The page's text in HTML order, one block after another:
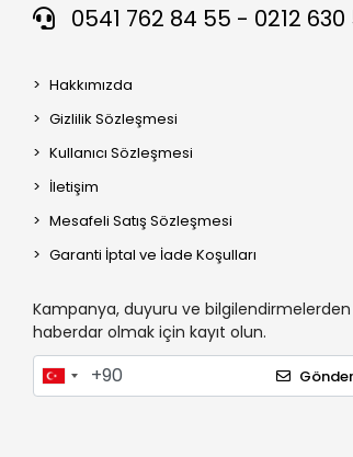
0541 762 84 55 - 0212 630
Hakkımızda
Gizlilik Sözleşmesi
Kullanıcı Sözleşmesi
İletişim
Mesafeli Satış Sözleşmesi
Garanti İptal ve İade Koşulları
Kampanya, duyuru ve bilgilendirmelerden
haberdar olmak için kayıt olun.
Gönder